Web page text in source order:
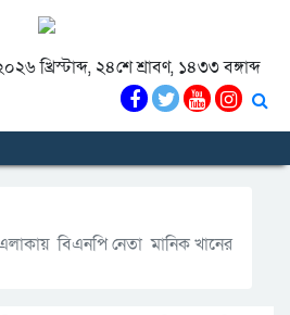
খ্রিস্টাব্দ, ২৪শে শ্রাবণ, ১৪৩৩ বঙ্গাব্দ
বিএনপি নেতা মানিক খানের